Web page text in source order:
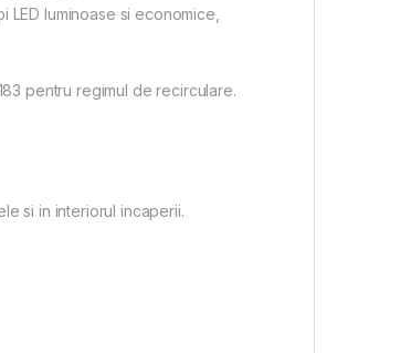
luminoase si economice,
pentru regimul de recirculare.
si in interiorul incaperii.